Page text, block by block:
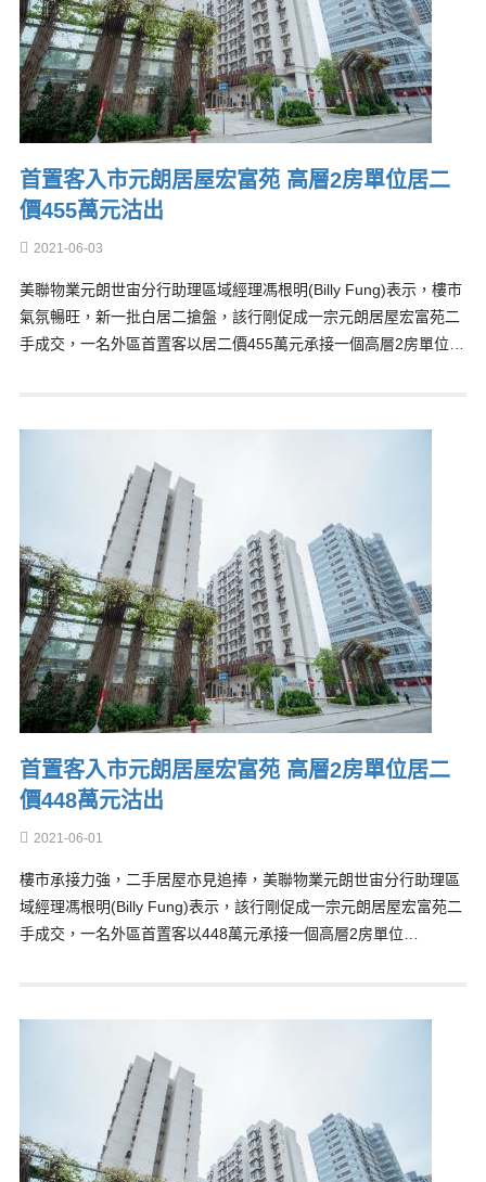
首置客入市元朗居屋宏富苑 高層2房單位居二
價455萬元沽出
2021-06-03
美聯物業元朗世宙分行助理區域經理馮根明(Billy Fung)表示，樓市
氣氛暢旺，新一批白居二搶盤，該行剛促成一宗元朗居屋宏富苑二
手成交，一名外區首置客以居二價455萬元承接一個高層2房單位…
首置客入市元朗居屋宏富苑 高層2房單位居二
價448萬元沽出
2021-06-01
樓市承接力強，二手居屋亦見追捧，美聯物業元朗世宙分行助理區
域經理馮根明(Billy Fung)表示，該行剛促成一宗元朗居屋宏富苑二
手成交，一名外區首置客以448萬元承接一個高層2房單位…